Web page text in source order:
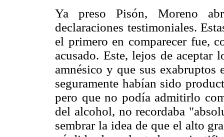
Ya preso Pisón, Moreno
declaraciones testimoniales.
el primero en comparecer fue,
acusado. Este, lejos de aceptar
amnésico y que sus exabruptos
seguramente habían sido
pero que no podía admitirlo
del alcohol, no recordaba
sembrar la idea de que el alto